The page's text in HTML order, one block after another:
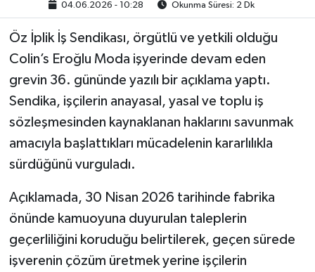
04.06.2026 - 10:28 Okunma Süresi: 2 Dk
Öz İplik İş Sendikası, örgütlü ve yetkili olduğu
Colin’s Eroğlu Moda işyerinde devam eden
grevin 36. gününde yazılı bir açıklama yaptı.
Sendika, işçilerin anayasal, yasal ve toplu iş
sözleşmesinden kaynaklanan haklarını savunmak
amacıyla başlattıkları mücadelenin kararlılıkla
sürdüğünü vurguladı.
Açıklamada, 30 Nisan 2026 tarihinde fabrika
önünde kamuoyuna duyurulan taleplerin
geçerliliğini koruduğu belirtilerek, geçen sürede
işverenin çözüm üretmek yerine işçilerin
Spor
Çalışma Hayatı
Kadın
Yurt
2024 Seçim Sonuçları